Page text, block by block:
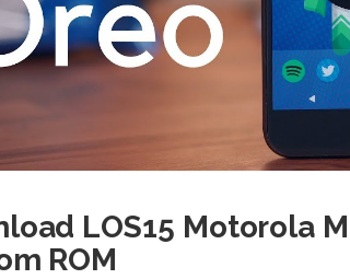
LOS15 Motorola
ROM